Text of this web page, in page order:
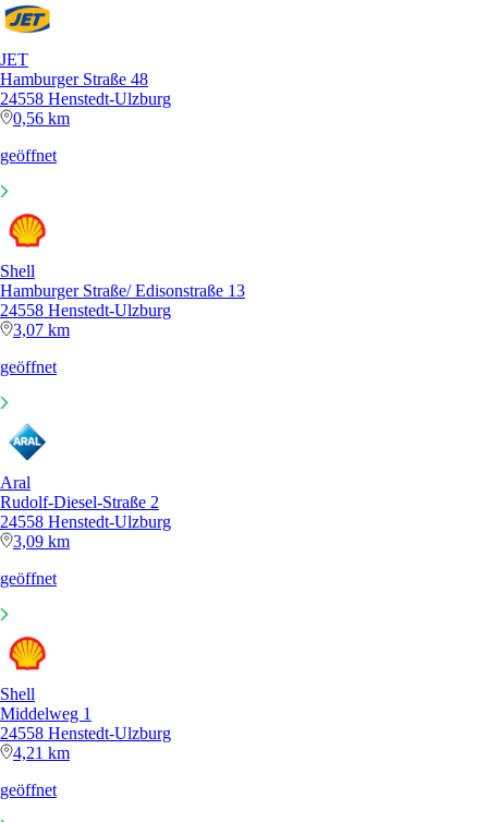
JET
Hamburger Straße 48
24558 Henstedt-Ulzburg
0,56 km
geöffnet
Shell
Hamburger Straße/ Edisonstraße 13
24558 Henstedt-Ulzburg
3,07 km
geöffnet
Aral
Rudolf-Diesel-Straße 2
24558 Henstedt-Ulzburg
3,09 km
geöffnet
Shell
Middelweg 1
24558 Henstedt-Ulzburg
4,21 km
geöffnet